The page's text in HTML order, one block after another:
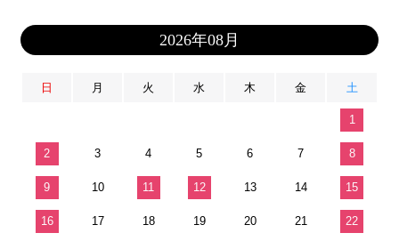
2026年08月
日 月 火 水 木 金 土
1
2 3 4 5 6 7 8
9 10 11 12 13 14 15
16 17 18 19 20 21 22